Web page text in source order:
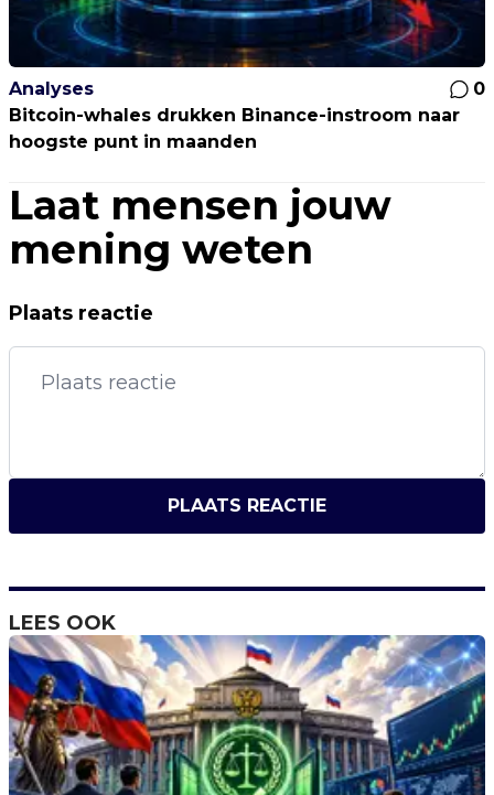
Analyses
0
Bitcoin-whales drukken Binance-instroom naar
hoogste punt in maanden
Laat mensen jouw
mening weten
Plaats reactie
PLAATS REACTIE
LEES OOK